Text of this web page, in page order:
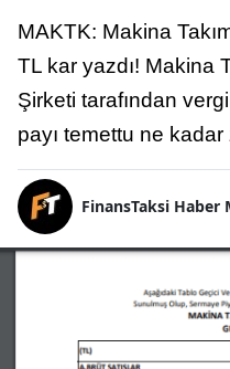
MAKTK: Makina
TL kar yazdı! Makina
Şirketi tarafından
payı temettu ne
FinansTaksi Haber